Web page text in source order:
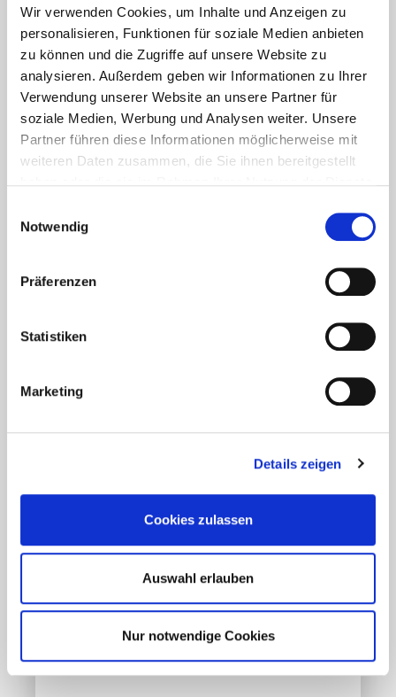
Wir verwenden Cookies, um Inhalte und Anzeigen zu
personalisieren, Funktionen für soziale Medien anbieten
zu können und die Zugriffe auf unsere Website zu
analysieren. Außerdem geben wir Informationen zu Ihrer
Verwendung unserer Website an unsere Partner für
soziale Medien, Werbung und Analysen weiter. Unsere
Partner führen diese Informationen möglicherweise mit
weiteren Daten zusammen, die Sie ihnen bereitgestellt
Notwendig
Präferenzen
Statistiken
Marketing
Details zeigen
Cookies zulassen
Auswahl erlauben
Nur notwendige Cookies
Aktuelles - Nyheter
Ansteckungsgefahren aus dem
Osten?
Mehr erfahren
17. März 2020